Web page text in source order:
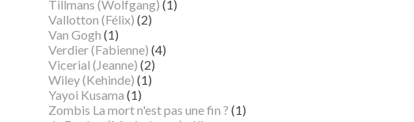
Tillmans (Wolfgang) (1)
Vallotton (Félix) (2)
Van Gogh (1)
Verdier (Fabienne) (4)
Vicerial (Jeanne) (2)
Wiley (Kehinde) (1)
Yayoi Kusama (1)
Zombis La mort n'est pas une fin ? (1)